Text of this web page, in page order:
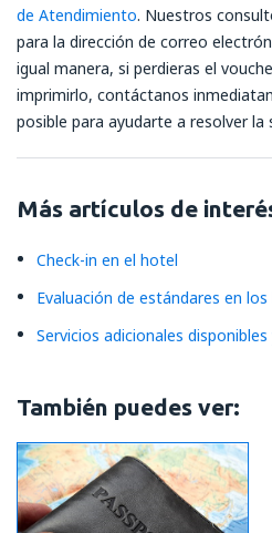
de Atendimiento. Nuestros
para la dirección de correo
igual manera, si perdieras el
imprimirlo, contáctanos
posible para ayudarte a resolver
Más artículos de
Check-in en el hotel
Evaluación de estándares en
Servicios adicionales
También puedes ver: